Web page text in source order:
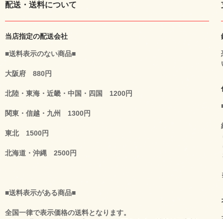
配送・送料について
当店指定の配送会社
■送料表示のない商品■
大阪府 880円
北陸・東海・近畿・中国・四国 1200円
関東・信越・九州 1300円
東北 1500円
北海道・沖縄 2500円
■送料表示がある商品■
全国一律で表示価格の送料となります。